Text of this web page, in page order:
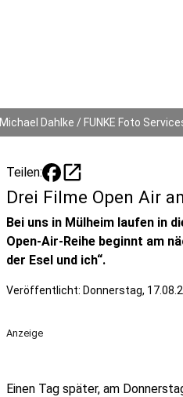
Michael Dahlke / FUNKE Foto
Teilen: open_in_new
Drei Filme Open Air
Bei uns in Mülheim laufen in
Open-Air-Reihe beginnt am
der Esel und ich“.
Veröffentlicht: Donnerstag,
Anzeige
Einen Tag später, am